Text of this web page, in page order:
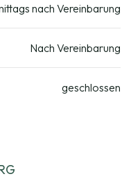
nach Vereinbarung
Nach Vereinbarung
geschlossen